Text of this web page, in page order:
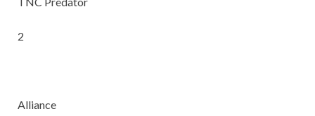
2
Alliance